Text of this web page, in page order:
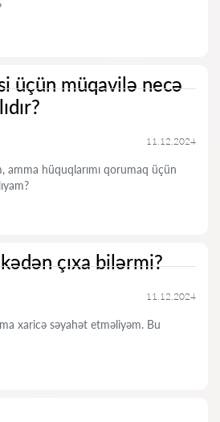
üçün müqavilə necə
11.12.2024
amma hüquqlarımı qorumaq üçün
çıxa bilərmi?
11.12.2024
xaricə səyahət etməliyəm. Bu